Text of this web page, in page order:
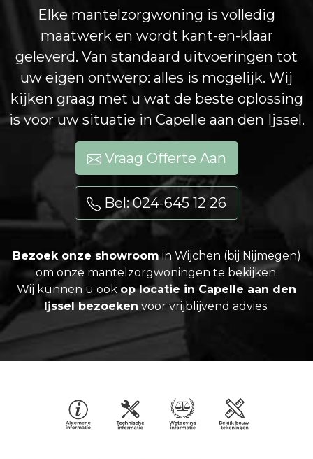
Elke mantelzorgwoning is volledig
maatwerk en wordt kant-en-klaar
geleverd. Van standaard uitvoeringen tot
uw eigen ontwerp: alles is mogelijk. Wij
kijken graag met u wat de beste oplossing
is voor uw situatie in Capelle aan den Ijssel.
Vraag Offerte Aan
Bel: 024-645 12 26
Bezoek onze showroomin Wijchen (bij Nijmegen)
om onze mantelzorgwoningen te bekijken.
Wij kunnen u ook op locatie in Capelle aan den
Ijssel bezoeken voor vrijblijvend advies.